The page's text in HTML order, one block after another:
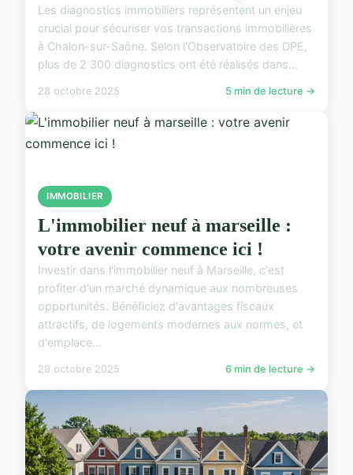
Les diagnostics immobiliers représentent un enjeu
crucial pour sécuriser vos transactions immobilières
à Chalon-sur-Saône. Selon l'Observatoire des DPE,
plus de 2 300 diagnostics ont été réalisés dans...
28 octobre 2025 5 min de lecture →
IMMOBILIER
L'immobilier neuf à marseille :
votre avenir commence ici !
Investir dans l'immobilier neuf à Marseille, c'est
profiter d'un marché dynamique aux nombreuses
opportunités. Bénéficiez d'avantages fiscaux
attractifs, de logements modernes aux normes, et
d'emplace...
29 octobre 2025 6 min de lecture →